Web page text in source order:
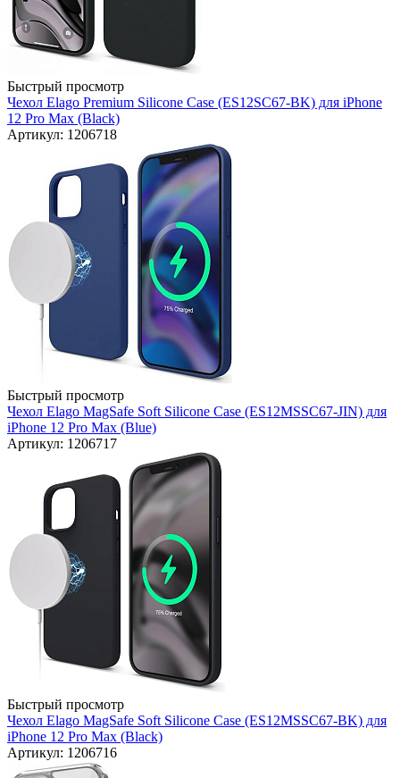
Быстрый просмотр
Чехол Elago Premium Silicone Case (ES12SC67-BK) для iPhone
12 Pro Max (Black)
Артикул: 1206718
Быстрый просмотр
Чехол Elago MagSafe Soft Silicone Case (ES12MSSC67-JIN) для
iPhone 12 Pro Max (Blue)
Артикул: 1206717
Быстрый просмотр
Чехол Elago MagSafe Soft Silicone Case (ES12MSSC67-BK) для
iPhone 12 Pro Max (Black)
Артикул: 1206716